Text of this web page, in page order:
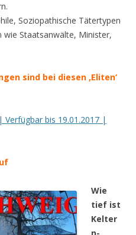
Soziopathische Tätertypen
wie Staatsanwälte, Minister,
sind bei diesen ‚Eliten‘
bis 19.01.2017 |
Wie
tief ist
Kelter